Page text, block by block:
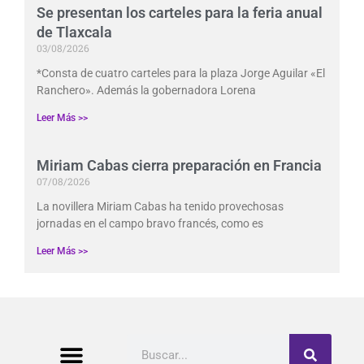
Se presentan los carteles para la feria anual
de Tlaxcala
03/08/2026
*Consta de cuatro carteles para la plaza Jorge Aguilar «El
Ranchero». Además la gobernadora Lorena
Leer Más >>
Miriam Cabas cierra preparación en Francia
07/08/2026
La novillera Miriam Cabas ha tenido provechosas
jornadas en el campo bravo francés, como es
Leer Más >>